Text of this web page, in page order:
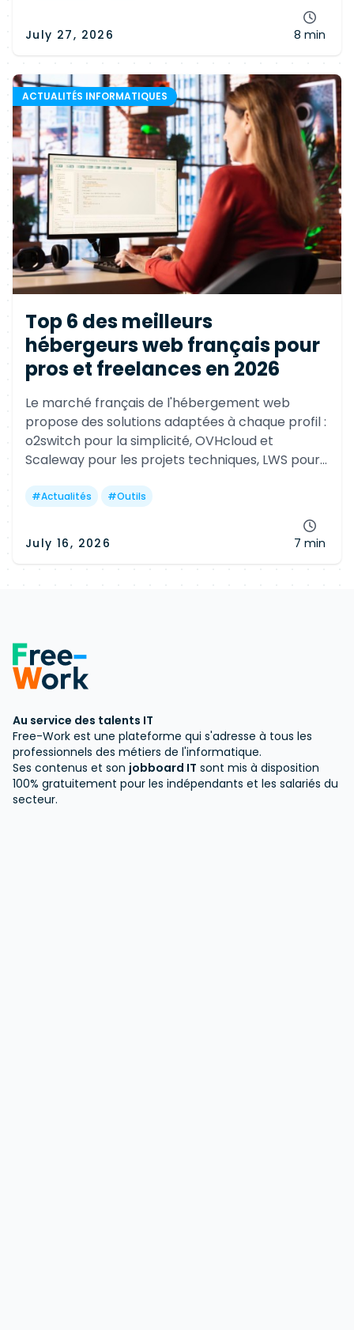
July 27, 2026 8 min
ACTUALITÉS INFORMATIQUES
Top 6 des meilleurs
hébergeurs web français pour
pros et freelances en 2026
Le marché français de l'hébergement web
propose des solutions adaptées à chaque profil :
o2switch pour la simplicité, OVHcloud et
Scaleway pour les projets techniques, LWS pour
alwaysdata pour les développeurs.
#Actualités #Outils
July 16, 2026 7 min
Au service des talents IT
Free-Work est une plateforme qui s'adresse à tous les
professionnels des métiers de l'informatique.
Ses contenus et son jobboard IT sont mis à disposition
100% gratuitement pour les indépendants et les salariés du
secteur.